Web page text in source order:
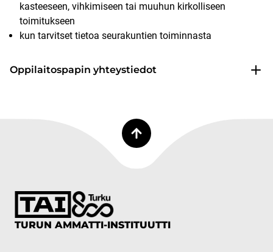
kasteeseen, vihkimiseen tai muuhun kirkolliseen
toimitukseen
kun tarvitset tietoa seurakuntien toiminnasta
Oppilaitospapin yhteystiedot
TURUN AMMATTI-INSTITUUTTI